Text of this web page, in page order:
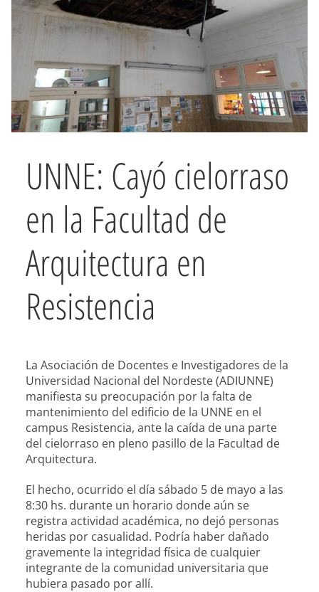
UNNE: Cayó cielorraso
en la Facultad de
Arquitectura en
Resistencia
La Asociación de Docentes e Investigadores de la
Universidad Nacional del Nordeste (ADIUNNE)
manifiesta su preocupación por la falta de
mantenimiento del edificio de la UNNE en el
campus Resistencia, ante la caída de una parte
del cielorraso en pleno pasillo de la Facultad de
Arquitectura.
El hecho, ocurrido el día sábado 5 de mayo a las
8:30 hs. durante un horario donde aún se
registra actividad académica, no dejó personas
heridas por casualidad. Podría haber dañado
gravemente la integridad física de cualquier
integrante de la comunidad universitaria que
hubiera pasado por allí.